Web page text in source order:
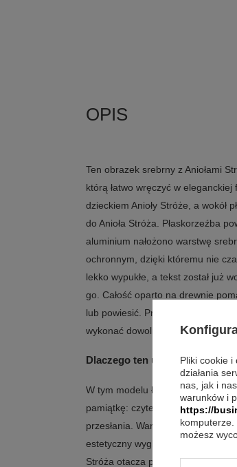
Ten obrazek srebrny z Aniołami
którą łatwo wręczyć w
dzieckiem Anioły Stróże, a wokół
do Anioła Stróża. Płaskorzeźba
aluminium nałożono warstwę
ochronnym, dzięki któremu nie
lekko wypukłe, a tekst został już
go. Całość oparto na drewnie
lub powiesić. Produkt jest
wykonać dowolny grawerunek bez
Dlaczego ten upominek z
W tym modelu łączą się trzy
pamiątkę: czytelny motyw opieki,
przesłania. Warstwa srebra pr.
estetyczny wygląd, a lekko
Stróża otacza płaskorzeźbę i
Pliki cookie i
działania
nas, jak i
warunków i
https://
komputerze.
możesz